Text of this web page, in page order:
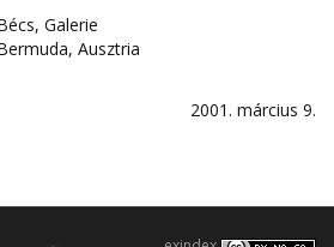
Galerie
Ausztria
2001. március 9.